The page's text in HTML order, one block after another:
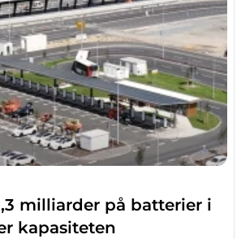
milliarder på batterier i
kapasiteten